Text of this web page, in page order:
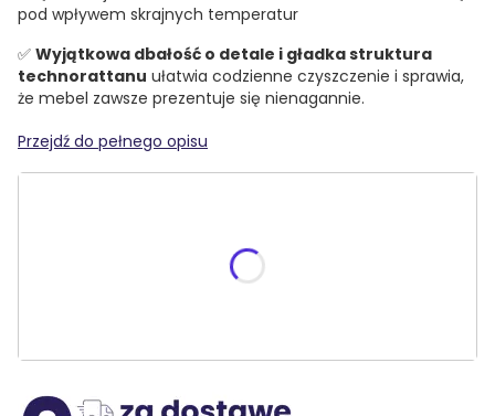
pod wpływem skrajnych temperatur
✅ Wyjątkowa dbałość o detale i gładka struktura
technorattanu ułatwia codzienne czyszczenie i sprawia,
że mebel zawsze prezentuje się nienagannie.
Przejdź do pełnego opisu
Preparaty do czyszczenia i pielęgnacji